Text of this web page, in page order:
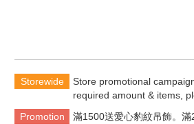
Storewide
Store promotional
required amount & items,
Promotion
滿1500送愛心豹紋吊飾。